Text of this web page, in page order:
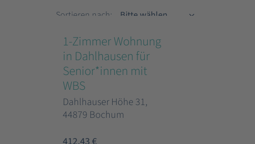
Sortieren nach:
1-Zimmer Wohnung
in Dahlhausen für
Senior*innen mit
WBS
Dahlhauser Höhe 31,
44879 Bochum